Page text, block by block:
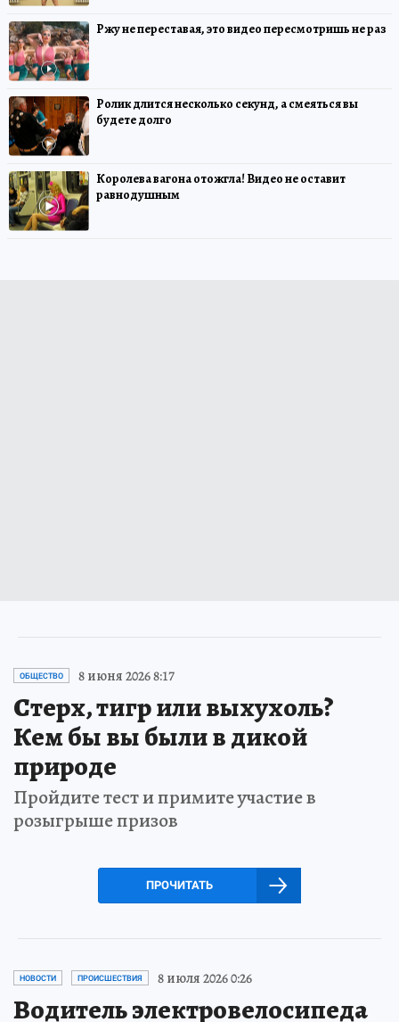
Ржу не переставая, это видео пересмотришь не раз
Ролик длится несколько секунд, а смеяться вы
будете долго
Королева вагона отожгла! Видео не оставит
равнодушным
ОБЩЕСТВО 8 июня 2026 8:17
Стерх, тигр или выхухоль?
Кем бы вы были в дикой
природе
Пройдите тест и примите участие в
розыгрыше призов
ПРОЧИТАТЬ
НОВОСТИ ПРОИСШЕСТВИЯ 8 июля 2026 0:26
Водитель электровелосипеда